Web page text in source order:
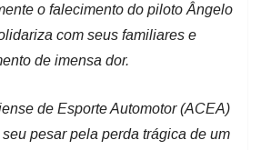
o falecimento do piloto Ângelo
com seus familiares e
de imensa dor.
de Esporte Automotor (ACEA)
pesar pela perda trágica de um